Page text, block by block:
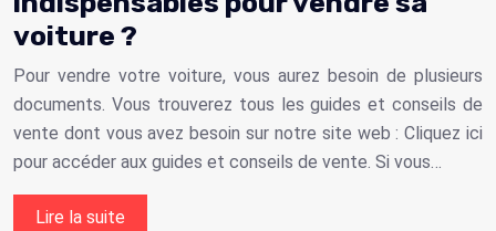
voiture ?
Pour vendre votre voiture, vous aurez besoin de plusieurs
documents. Vous trouverez tous les guides et conseils de
vente dont vous avez besoin sur notre site web : Cliquez ici
pour accéder aux guides et conseils de vente. Si vous…
Lire la suite